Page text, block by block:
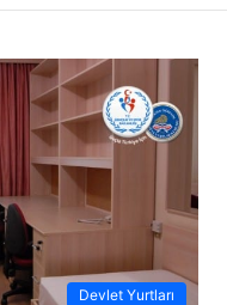
Devlet Yurtları